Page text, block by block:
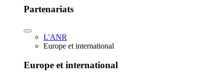
Partenariats
L'ANR
Europe et international
Europe et international